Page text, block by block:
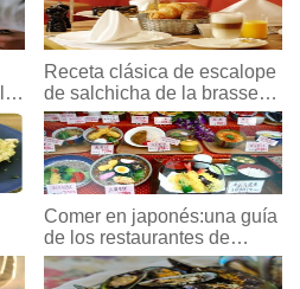
Receta clásica de escalope
de salchicha de la brasserie
"1806" en Alemania
Comer en japonés:una guía
de los restaurantes de
Japón